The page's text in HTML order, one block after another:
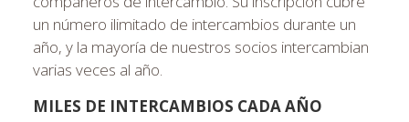
un número ilimitado de intercambios durante un
año, y la mayoría de nuestros socios intercambian
varias veces al año.
MILES DE INTERCAMBIOS CADA AÑO